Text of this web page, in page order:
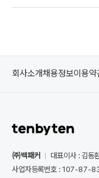
회사소개채용정보이용약
㈜백패커 대표이사 : 김동
사업자등록번호 : 107-87-